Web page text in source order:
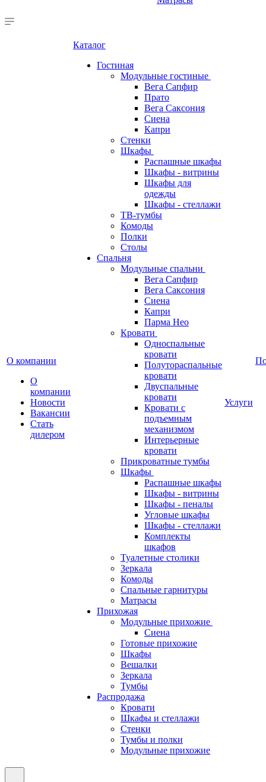
О компании
О
компании
Новости
Вакансии
Стать
дилером
Каталог
Гостиная
Модульные гостиные
Вега Сапфир
Прато
Вега Саксония
Сиена
Капри
Стенки
Шкафы
Распашные шкафы
Шкафы - витрины
Шкафы для
одежды
Шкафы - стеллажи
ТВ-тумбы
Комоды
Полки
Столы
Спальня
Модульные спальни
Вега Сапфир
Вега Саксония
Сиена
Капри
Парма Нео
Кровати
Односпальные
кровати
Полутораспальные
кровати
Двуспальные
кровати
Кровати с
подъемным
механизмом
Интерьерные
кровати
Прикроватные тумбы
Шкафы
Распашные шкафы
Шкафы - витрины
Шкафы - пеналы
Угловые шкафы
Шкафы - стеллажи
Комплекты
шкафов
Туалетные столики
Зеркала
Комоды
Спальные гарнитуры
Матрасы
Прихожая
Модульные прихожие
Сиена
Готовые прихожие
Шкафы
Вешалки
Зеркала
Тумбы
Распродажа
Кровати
Шкафы и стеллажи
Стенки
Тумбы и полки
Модульные прихожие
Услуги